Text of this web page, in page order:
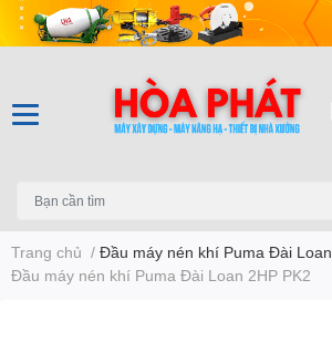
Trang chủ / Đầu máy nén khí Puma Đài Loan
Đầu máy nén khí Puma Đài Loan 2HP PK2